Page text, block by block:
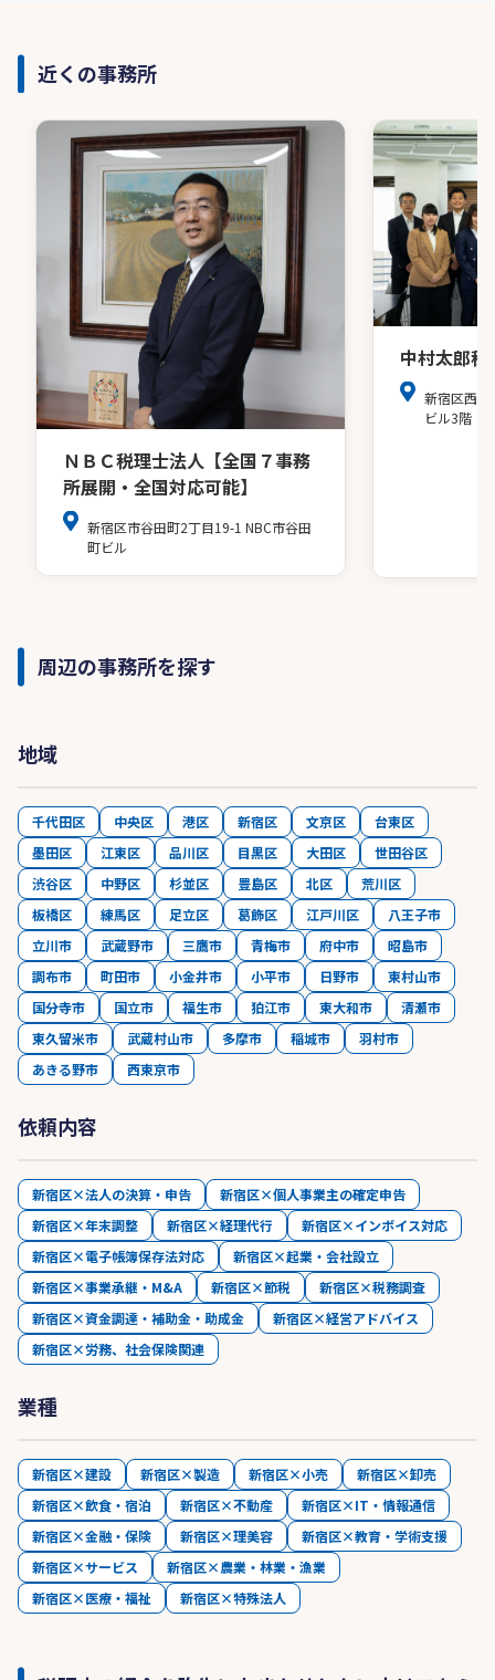
近くの事務所
ＮＢＣ税理士法人【全国７事務
所展開・全国対応可能】
新宿区市谷田町2丁目19-1 NBC市谷田
町ビル
中村太郎
新宿区西
ビル3階
周辺の事務所を探す
地域
千代田区 中央区 港区 新宿区 文京区
台東区
墨田区
江東区 品川区 目黒区 大田区
世田谷区
渋谷区
中野区 杉並区 豊島区 北区
荒川区
板橋区
練馬区 足立区 葛飾区 江戸川区
八王子市
立川市
武蔵野市 三鷹市 青梅市 府中市
昭島市
調布市
町田市 小金井市 小平市 日野市
東村山市
国分寺市
国立市 福生市 狛江市 東大和市
清瀬市
東久留米市
武蔵村山市 多摩市 稲城市
羽村市
あきる野市
西東京市
依頼内容
新宿区×法人の決算・申告
新宿区×個人事業主の確定申告
新宿区×年末調整
新宿区×経理代行
新宿区×インボイス対応
新宿区×電子帳簿保存法対応
新宿区×起業・会社設立
新宿区×事業承継・M&A
新宿区×節税
新宿区×税務調査
新宿区×資金調達・補助金・助成金
新宿区×経営アドバイス
新宿区×労務、社会保険関連
業種
新宿区×建設 新宿区×製造 新宿区×小売
新宿区×卸売
新宿区×飲食・宿泊
新宿区×不動産
新宿区×IT・情報通信
新宿区×金融・保険
新宿区×理美容
新宿区×教育・学術支援
新宿区×サービス
新宿区×農業・林業・漁業
新宿区×医療・福祉
新宿区×特殊法人